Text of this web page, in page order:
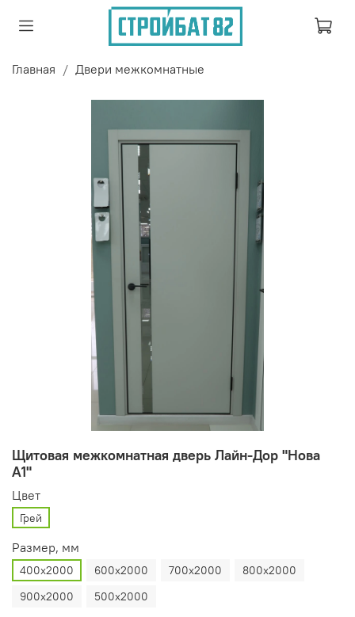
Главная Двери межкомнатные
Щитовая межкомнатная дверь Лайн-Дор "Нова
А1"
Цвет
Грей
Размер, мм
400х2000 600х2000 700х2000
800х2000
900х2000
500х2000